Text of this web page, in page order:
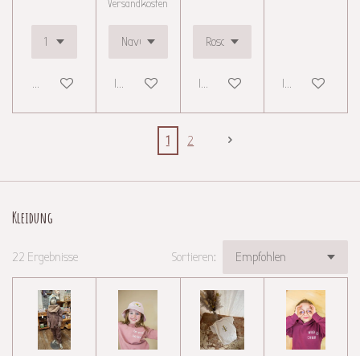
Details anzeigen
Versandkosten
In den Warenkorb In den Warenkorb In den
1 2
Kleidung
22 Ergebnisse Sortieren: